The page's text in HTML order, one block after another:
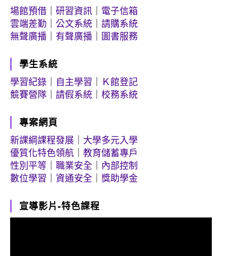
場館預借
研習資訊
電子信箱
雲端差勤
公文系統
請購系統
無聲廣播
有聲廣播 圖書服務
學生系統
學習紀錄
自主學習
Ｋ館登記
競賽營隊
請假系統 校務系統
專案網頁
新課綱課程發展
大學多元入學
優質化特色領航
教育儲蓄專戶
性別平等
職業安全
內部控制
數位學習
資通安全 獎助學金
宣導影片-特色課程